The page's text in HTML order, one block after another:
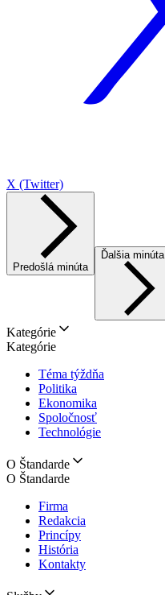
X (Twitter)
Predošlá minúta
Ďalšia minúta
Kategórie
Kategórie
Téma týždňa
Politika
Ekonomika
Spoločnosť
Technológie
O Štandarde
O Štandarde
Firma
Redakcia
Princípy
História
Kontakty